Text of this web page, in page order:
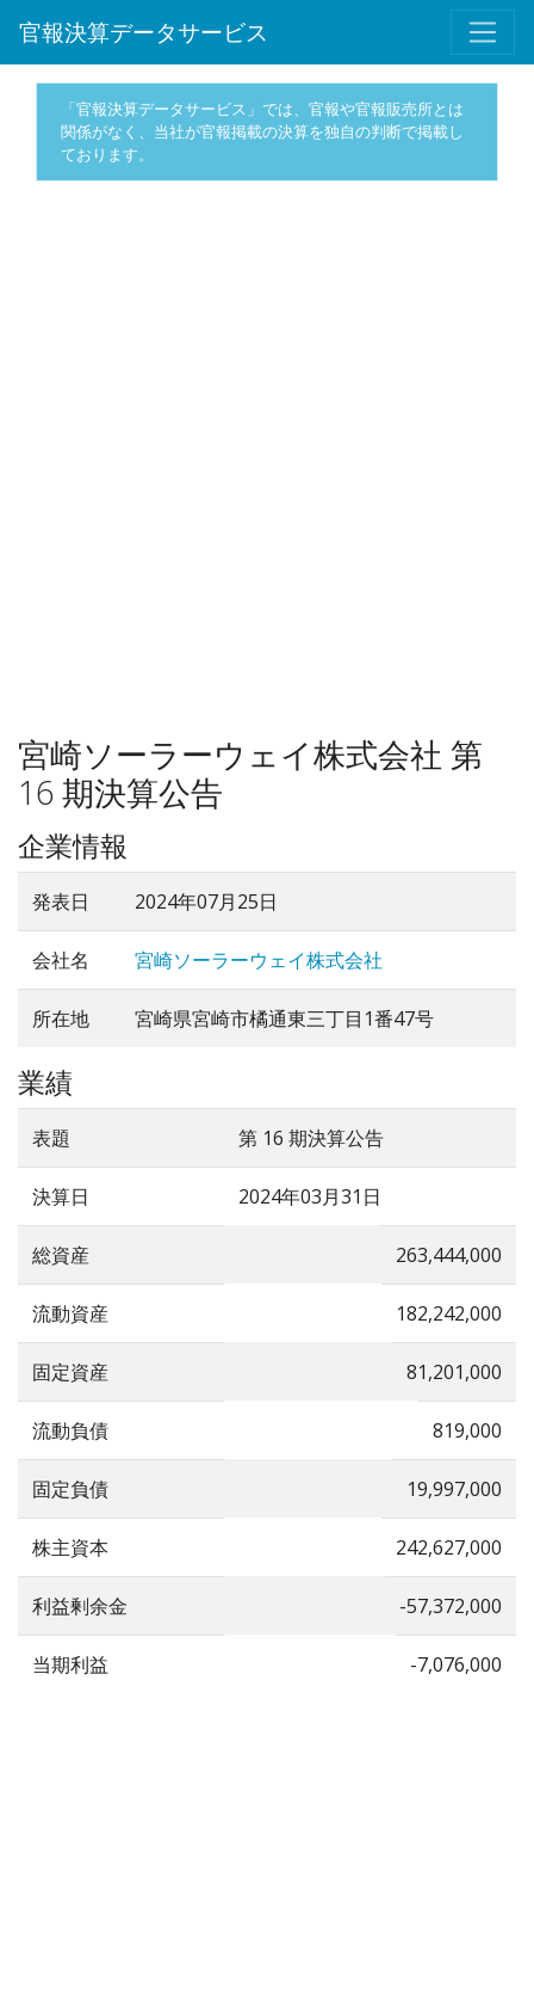
官報決算データサービス
「官報決算データサービス」では、官報や官報販売所とは
関係がなく、当社が官報掲載の決算を独自の判断で掲載し
ております。
宮崎ソーラーウェイ株式会社 第
16 期決算公告
企業情報
発表日 2024年07月25日
会社名 宮崎ソーラーウェイ株式会社
所在地 宮崎県宮崎市橘通東三丁目1番47号
業績
表題 第 16 期決算公告
決算日 2024年03月31日
総資産 263,444,000
流動資産 182,242,000
固定資産 81,201,000
流動負債 819,000
固定負債 19,997,000
株主資本 242,627,000
利益剰余金 -57,372,000
当期利益 -7,076,000